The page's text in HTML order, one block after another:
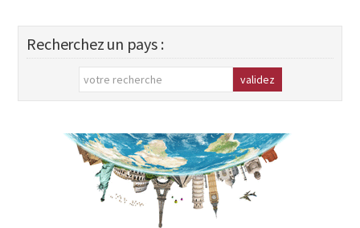
Recherchez un pays :